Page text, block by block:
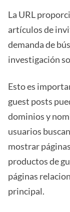
La URL
artículos de
demanda de
investigación
Esto es
guest posts
dominios y
usuarios
mostrar
productos de
páginas
principal.